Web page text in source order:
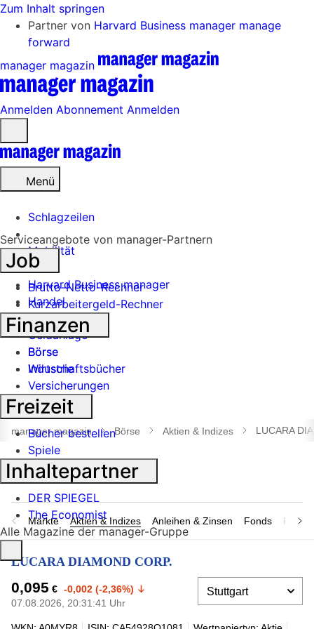
Zum Inhalt springen
Partner von Harvard Business manager manage
forward
manager magazin
Anmelden Abonnement Anmelden
öffnen
Menü
Schlagzeilen
Mobilität
Tech
Harvard Business manager
Handel
Banken
Geldanlage
Börse
Industrie
Suche
öffnen
manager magazin Börse Aktien & Indizes LUCARA
Märkte Aktien & Indizes Anleihen & Zinsen Fonds
LUCARA DIAMOND CORP.
0,095 € -0,002 (-2,36%)
07.08.2026, 20:31:41 Uhr
Serviceangebote von manager-Partnern
Job
Brutto-Netto-Rechner
Kurzarbeitergeld-Rechner
Finanzen
Börse
Wirtschaftsbücher
Versicherungen
Freizeit
Bücher bestellen
Spiele
Inhaltepartner
DER SPIEGEL
The Economist
Alle Magazine der manager-Gruppe